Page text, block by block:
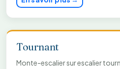
Tournant
Monte-escalier sur escalier